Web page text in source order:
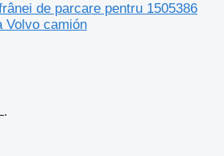
de parcare pentru 1505386
Volvo camión